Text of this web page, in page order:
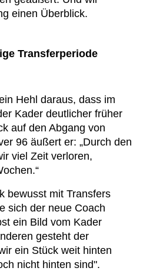
einen Überblick.
Transferperiode
Hehl daraus, dass im
Kader deutlicher früher
auf den Abgang von
96 äußert er: „Durch den
viel Zeit verloren,
bewusst mit Transfers
sich der neue Coach
ein Bild vom Kader
gesteht der
ein Stück weit hinten
nicht hinten sind".